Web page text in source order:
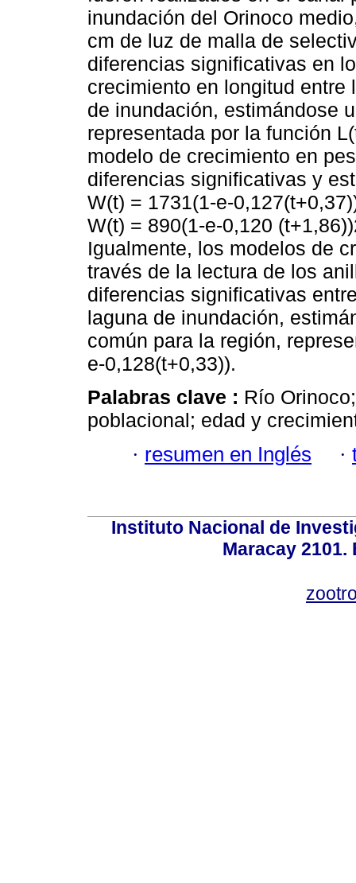
inundación del Orinoco
cm de luz de malla de
diferencias significativas en
crecimiento en longitud
de inundación, estimándose
representada por la función
modelo de crecimiento en
diferencias significativas y
W(t) = 1731(1-e-
W(t) = 890(1-e-0,120
Igualmente, los modelos de
través de la lectura de los
diferencias significativas
laguna de inundación,
común para la región,
e-0,128(t+0,33)).
Palabras clave : Río
poblacional; edad y
· resumen en Inglés ·
Instituto Nacional de
Maracay 2101.